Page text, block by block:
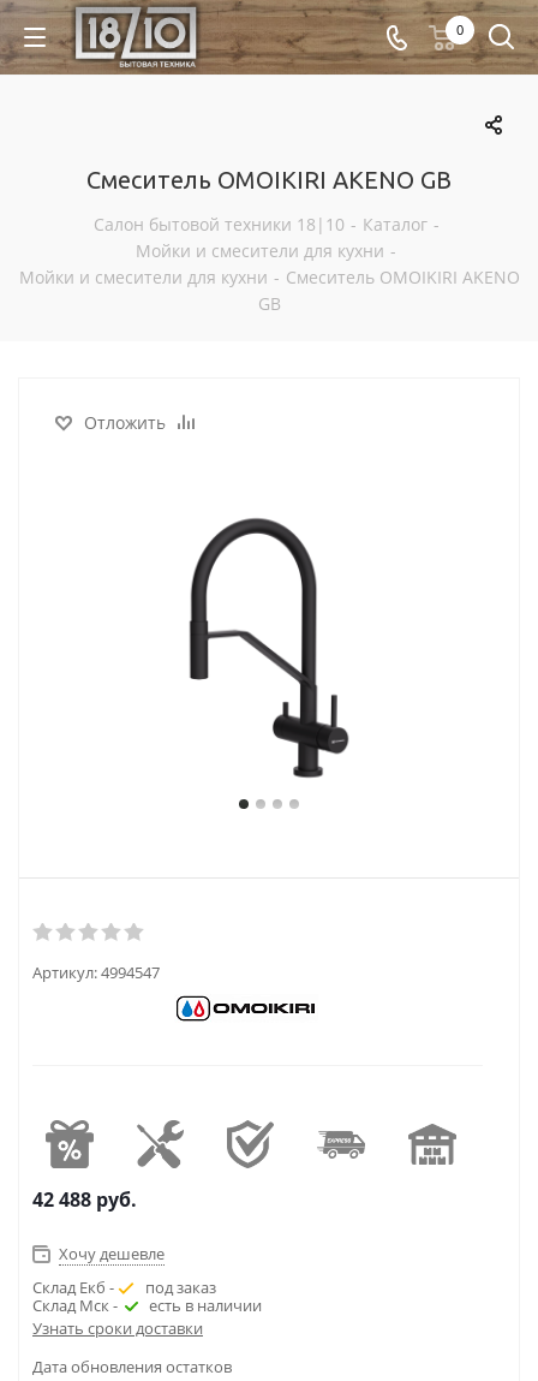
0
Смеситель OMOIKIRI AKENO GB
Салон бытовой техники 18|10 - Каталог -
Мойки и смесители для кухни -
Мойки и смесители для кухни - Смеситель OMOIKIRI AKENO
GB
Отложить
Артикул:4994547
42 488 руб.
Хочу дешевле
Склад Екб -
под заказ
Склад Мск -
есть в наличии
Узнать сроки доставки
Дата обновления остатков